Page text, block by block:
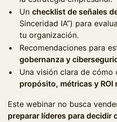
Un checklist de señales
Sinceridad IA”) para
tu organización.
Recomendaciones para
gobernanza y
Una visión clara de cómo
propósito, métricas y ROI
Este webinar no busca
preparar líderes para decidir